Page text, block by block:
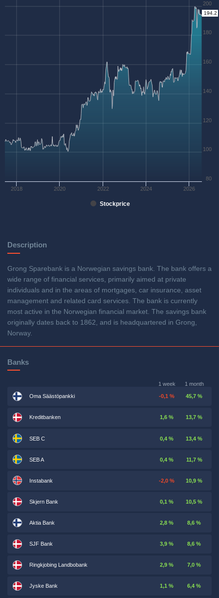
Stockprice
2018 2020 2022 2024 2026
80
100
120
140
160
180
200
194.2
Description
Grong Sparebank is a Norwegian savings bank. The bank offers a
wide range of financial services, primarily aimed at private
individuals and in the areas of mortgages, car insurance, asset
management and related card services. The bank is currently
most active in the Norwegian financial market. The savings bank
originally dates back to 1862, and is headquartered in Grong,
Norway.
Banks
1 week 1 month
Oma Säästöpankki -0,1 % 45,7 %
Kreditbanken 1,6 % 13,7 %
SEB C 0,4 % 13,4 %
SEB A 0,4 % 11,7 %
Instabank -2,0 % 10,9 %
Skjern Bank 0,1 % 10,5 %
Aktia Bank 2,8 % 8,6 %
SJF Bank 3,9 % 8,6 %
Ringkjobing Landbobank 2,9 % 7,0 %
Jyske Bank 1,1 % 6,4 %